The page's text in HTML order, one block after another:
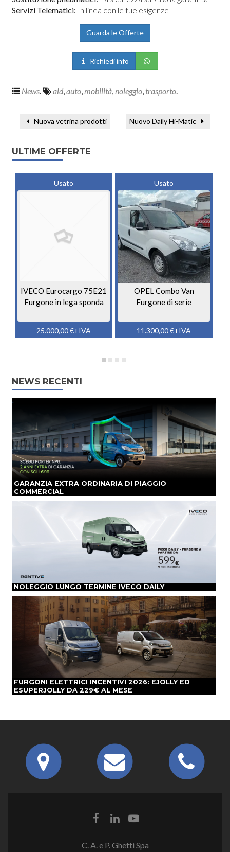
Servizi Telematici: In linea con le tue esigenze
Guarda le Offerte
Richiedi info
News ald auto mobilità noleggio trasporto
Nuova vetrina prodotti Nuovo Daily Hi-Matic
ULTIME OFFERTE
Usato
IVECO Eurocargo 75E21
Furgone in lega sponda
25.000,00€+IVA
Usato
OPEL Combo Van
Furgone di serie
11.300,00€+IVA
NEWS RECENTI
GARANZIA EXTRA ORDINARIA DI PIAGGIO
COMMERCIAL
NOLEGGIO LUNGO TERMINE IVECO DAILY
FURGONI ELETTRICI INCENTIVI 2026: EJOLLY ED
ESUPERJOLLY DA 229€ AL MESE
C. A. e P. Ghetti Spa